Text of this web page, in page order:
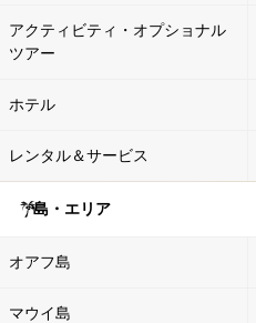
アクティビティ・オプショナル
ツアー
ホテル
レンタル＆サービス
島・エリア
オアフ島
マウイ島